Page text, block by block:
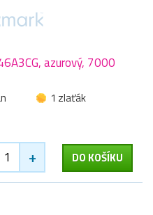
azurový, 7000
1 zlaťák
+ DO KOŠÍKU